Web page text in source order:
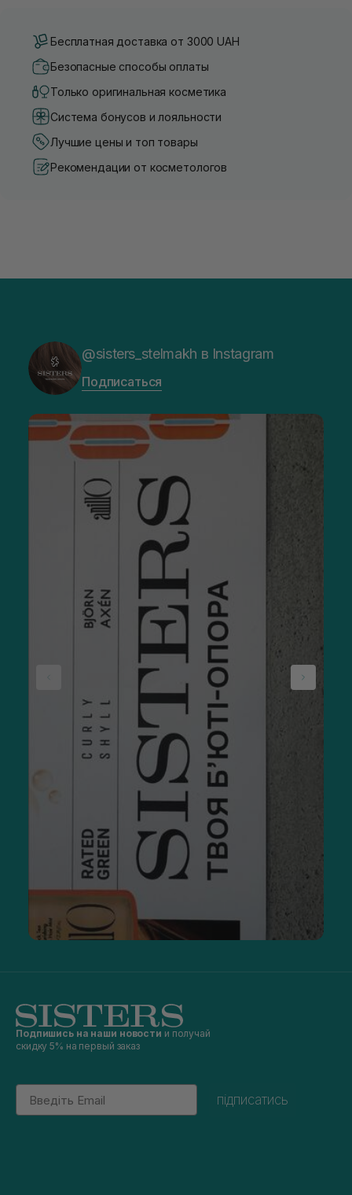
Бесплатная доставка от 3000 UAH
Безопасные способы оплаты
Только оригинальная косметика
Система бонусов и лояльности
Лучшие цены и топ товары
Рекомендации от косметологов
@sisters_stelmakh в Instagram
Подписаться
Подпишись на наши новости и получай
скидку 5% на первый заказ
Email
підписатись